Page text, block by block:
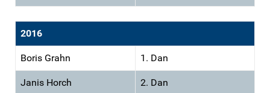
2016
Boris Grahn 1. Dan
Janis Horch 2. Dan